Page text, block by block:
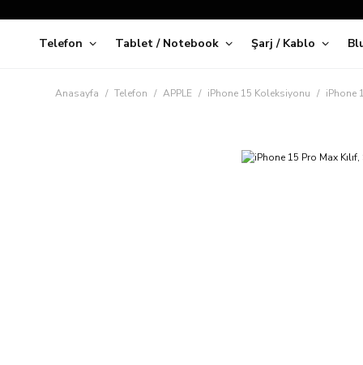
Telefon Tablet / Notebook Şarj / Kablo
Anasayfa Telefon APPLE iPhone 15 Koleksiyonu iPhone